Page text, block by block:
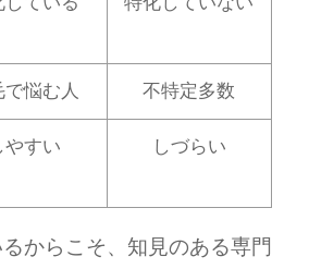
で悩む人 不特定多数
やすい しづらい
からこそ、知見のある専門